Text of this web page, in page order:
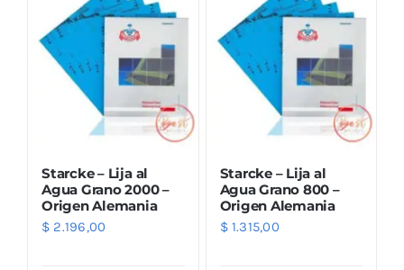
Noticias
Starcke – Lija al
Agua Grano 2000 –
Origen Alemania
$ 2.196,00
Starcke – Lija al
Agua Grano 800 –
Origen Alemania
$1.315,00